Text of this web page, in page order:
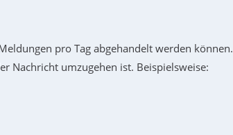
pro Tag abgehandelt werden können.
Nachricht umzugehen ist. Beispielsweise: